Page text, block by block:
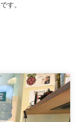
す。